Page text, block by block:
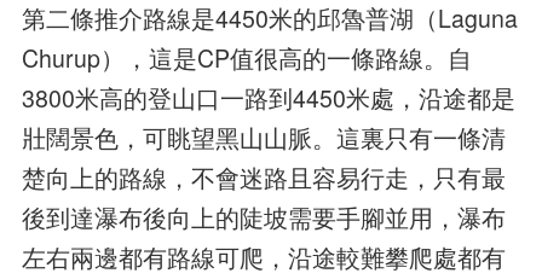
第二條推介路線是4450米的邱魯普湖（Laguna
Churup），這是CP值很高的一條路線。自
3800米高的登山口一路到4450米處，沿途都是
壯闊景色，可眺望黑山山脈。這裏只有一條清
楚向上的路線，不會迷路且容易行走，只有最
後到達瀑布後向上的陡坡需要手腳並用，瀑布
左右兩邊都有路線可爬，沿途較難攀爬處都有